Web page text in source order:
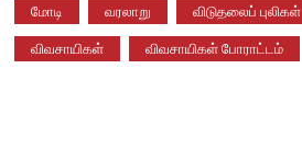
மோடி வரலாறு விடுதலைப் புலிகள்
விவசாயிகள் விவசாயிகள் போராட்டம்